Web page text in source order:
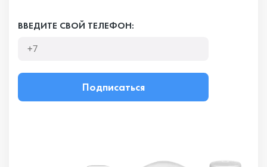
ВВЕДИТЕ СВОЙ ТЕЛЕФОН:
Подписаться